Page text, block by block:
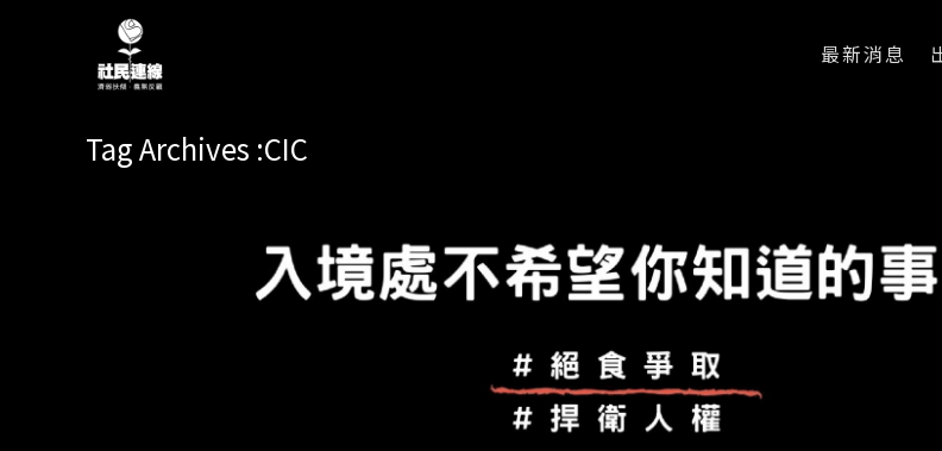
最新消息
Tag Archives :CIC